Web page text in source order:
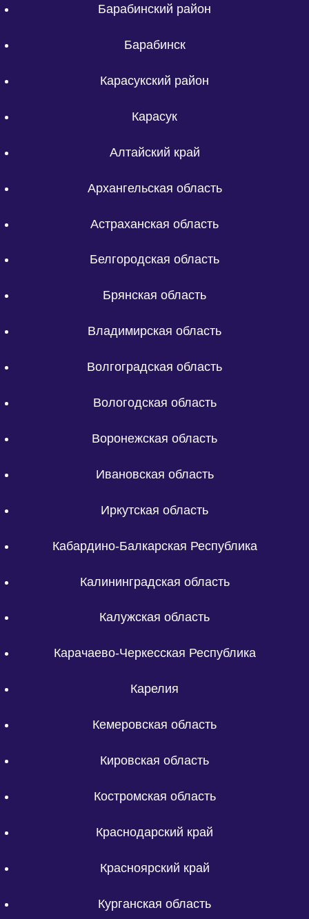
Барабинский район
Барабинск
Карасукский район
Карасук
Алтайский край
Архангельская область
Астраханская область
Белгородская область
Брянская область
Владимирская область
Волгоградская область
Вологодская область
Воронежская область
Ивановская область
Иркутская область
Кабардино-Балкарская Республика
Калининградская область
Калужская область
Карачаево-Черкесская Республика
Карелия
Кемеровская область
Кировская область
Костромская область
Краснодарский край
Красноярский край
Курганская область